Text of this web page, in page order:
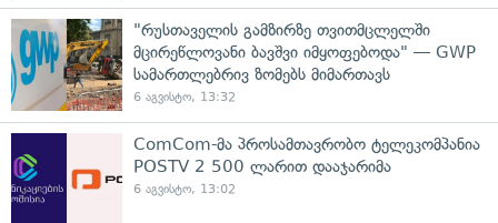
"რუსთაველის გამზირზე თვითმცლელში
მცირეწლოვანი ბავშვი იმყოფებოდა" — GWP
სამართლებრივ ზომებს მიმართავს
6 აგვისტო, 13:32
ComCom-მა პროსამთავრობო ტელეკომპანია
POSTV 2 500 ლარით დააჯარიმა
6 აგვისტო, 13:02